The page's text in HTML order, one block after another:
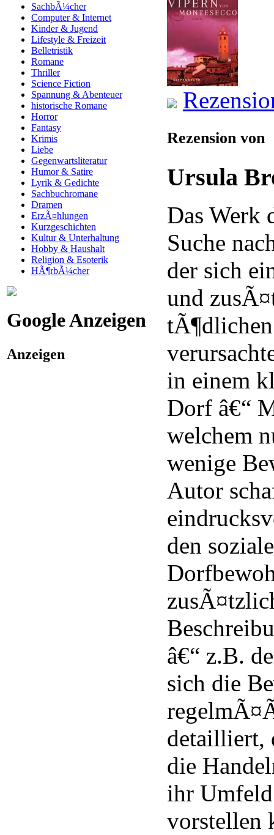
SachbÃ¼cher
Computer & Internet
Kinder & Jugend
Lifestyle & Freizeit
Belletristik
Romane
Thriller
Science Fiction
Spannung & Abenteuer
historische Romane
Horror
Fantasy
Krimis
Liebe
Gegenwartsliteratur
Humor & Satire
Lyrik & Gedichte
Sachbuchromane
Dramen
ErzÃ¤hlungen
Kurzgeschichten
Kultur & Unterhaltung
Hobby & Haushalt
Religion & Esoterik
HÃ¶rbÃ¼cher
Google Anzeigen
Anzeigen
Rezension von
Ursula
Das Werk
Suche
der sich
und
in einem
Dorf â€“
welchem
wenige
Autor
den
â€“ z.B.
sich die
detailliert,
die
ihr
vorstellen